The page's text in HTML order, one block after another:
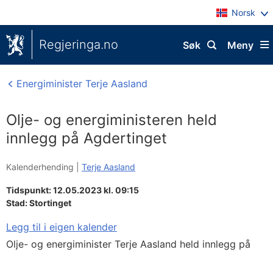
Norsk
Regjeringa.no Meny
Søk
Energiminister Terje Aasland
Olje- og energiministeren held
innlegg på Agdertinget
Kalenderhending | Terje Aasland
Tidspunkt: 12.05.2023 kl. 09:15
Stad:Stortinget
Legg til i eigen kalender
Olje- og energiminister Terje Aasland held innlegg på